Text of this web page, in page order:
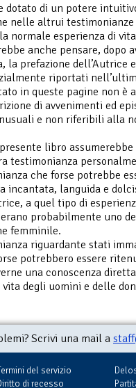
dotato di un potere
nelle altrui testimonianze
normale esperienza di
anche pensare, dopo
la prefazione dell’Autrice
riportati
in queste pagine non è
di avvenimenti ed
e non riferibili alla
libro
testimonianza
che forse potrebbe
incantata, languida e
a quel tipo di
probabilmente uno
femminile.
riguardante stati
potrebbero essere
una conoscenza
vita degli uomini e delle
Scrivi una mail a
del servizio
di recesso